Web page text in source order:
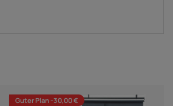
Guter Plan -30,00 €